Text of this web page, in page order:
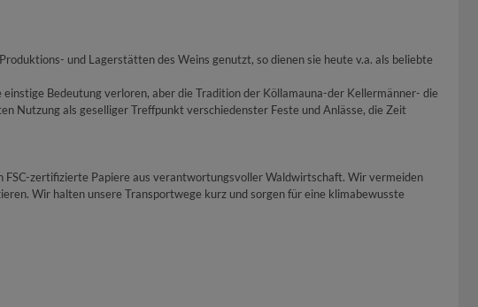
und Lagerstätten des Weins genutzt, so dienen sie heute v.a. als beliebte
Bedeutung verloren, aber die Tradition der Köllamauna-der Kellermänner- die
Nutzung als geselliger Treffpunkt verschiedenster Feste und Anlässe, die Zeit
zertifizierte Papiere aus verantwortungsvoller Waldwirtschaft. Wir vermeiden
Wir halten unsere Transportwege kurz und sorgen für eine klimabewusste